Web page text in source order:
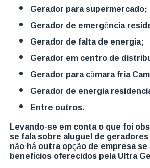
gerador para supermercado;
gerador de emergência
gerador de falta de energia;
gerador em centro de
gerador para câmara fria
gerador de energia
entre outros.
Levando-se em conta o que foi
se fala sobre aluguel de
não há outra opção de empresa
benefícios oferecidos pela Ultra